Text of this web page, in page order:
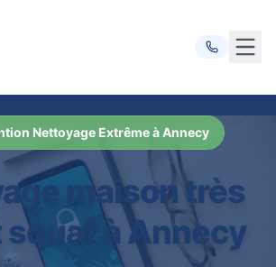
Nettoyage Extrême à Annecy
maison très
squat à Annecy